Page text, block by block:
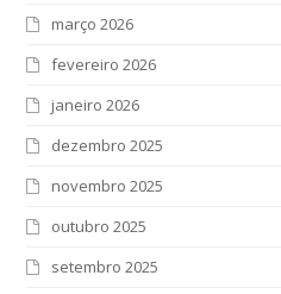
março 2026
fevereiro 2026
janeiro 2026
dezembro 2025
novembro 2025
outubro 2025
setembro 2025